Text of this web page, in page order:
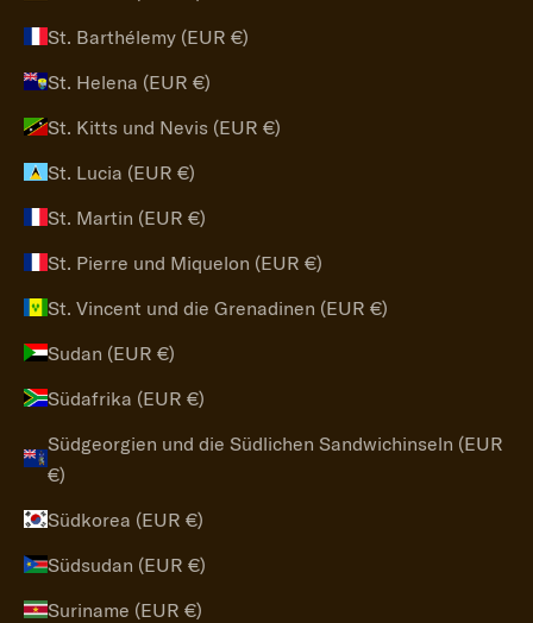
St. Barthélemy (EUR €)
St. Helena (EUR €)
St. Kitts und Nevis (EUR €)
St. Lucia (EUR €)
St. Martin (EUR €)
St. Pierre und Miquelon (EUR €)
St. Vincent und die Grenadinen (EUR €)
Sudan (EUR €)
Südafrika (EUR €)
Südgeorgien und die Südlichen Sandwichinseln (EUR
€)
Südkorea (EUR €)
Südsudan (EUR €)
Suriname (EUR €)